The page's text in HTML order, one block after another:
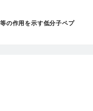
の作用を示す低分子ペプ